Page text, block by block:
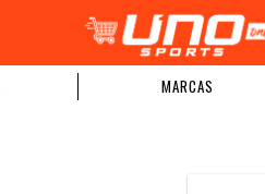
MARCAS